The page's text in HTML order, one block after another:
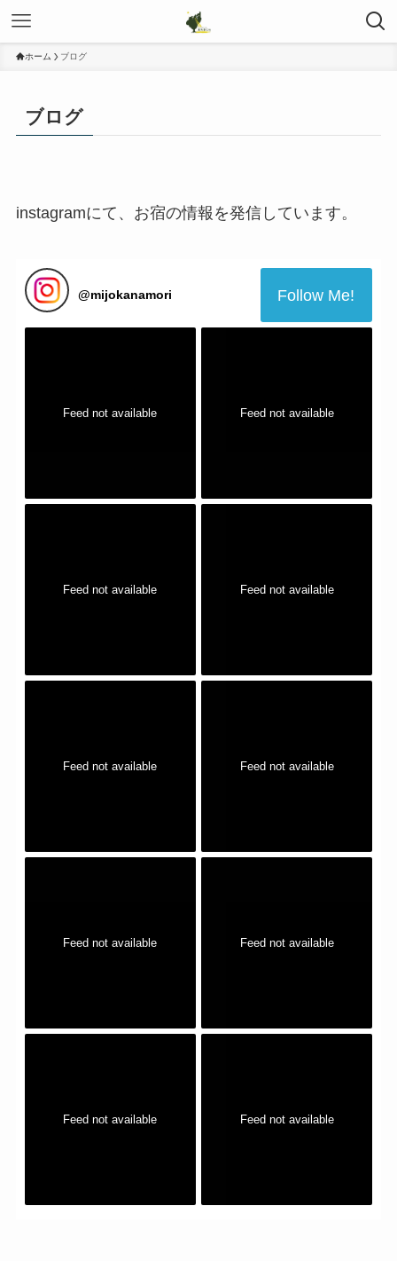
ホーム ブログ
ブログ
instagramにて、お宿の情報を発信しています。
@mijokanamori Follow Me!
Feed not available Feed not available
Feed not available Feed not available
Feed not available Feed not available
Feed not available Feed not available
Feed not available Feed not available